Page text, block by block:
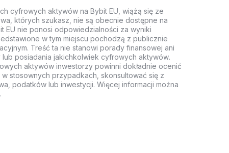
cyfrowych aktywów na Bybit EU, wiążą się ze
których szukasz, nie są obecnie dostępne na
EU nie ponosi odpowiedzialności za wyniki
w tym miejscu pochodzą z publicznie
Treść ta nie stanowi porady finansowej ani
posiadania jakichkolwiek cyfrowych aktywów.
aktywów inwestorzy powinni dokładnie ocenić
stosownych przypadkach, skonsultować się z
podatków lub inwestycji. Więcej informacji można
.